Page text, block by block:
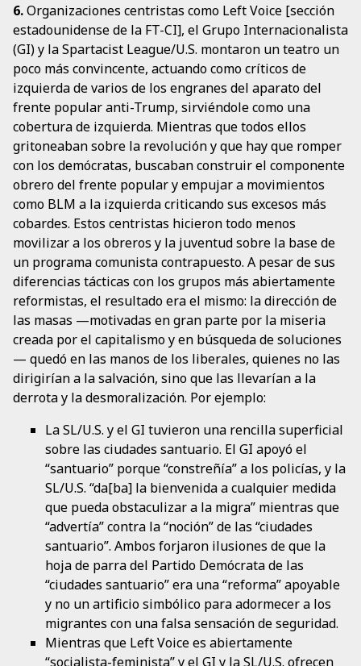
6.Organizaciones centristas como Left Voice [sección
estadounidense de la FT-CI], el Grupo Internacionalista
(GI) y la Spartacist League/U.S. montaron un teatro un
poco más convincente, actuando como críticos de
izquierda de varios de los engranes del aparato del
frente popular anti-Trump, sirviéndole como una
cobertura de izquierda. Mientras que todos ellos
gritoneaban sobre la revolución y que hay que romper
con los demócratas, buscaban construir el componente
obrero del frente popular y empujar a movimientos
como BLM a la izquierda criticando sus excesos más
cobardes. Estos centristas hicieron todo menos
movilizar a los obreros y la juventud sobre la base de
un programa comunista contrapuesto. A pesar de sus
diferencias tácticas con los grupos más abiertamente
reformistas, el resultado era el mismo: la dirección de
las masas —motivadas en gran parte por la miseria
creada por el capitalismo y en búsqueda de soluciones
— quedó en las manos de los liberales, quienes no las
dirigirían a la salvación, sino que las llevarían a la
derrota y la desmoralización. Por ejemplo:
La SL/U.S. y el GI tuvieron una rencilla superficial
sobre las ciudades santuario. El GI apoyó el
“santuario” porque “constreñía” a los policías, y la
SL/U.S. “da[ba] la bienvenida a cualquier medida
que pueda obstaculizar a la migra” mientras que
“advertía” contra la “noción” de las “ciudades
santuario”. Ambos forjaron ilusiones de que la
hoja de parra del Partido Demócrata de las
“ciudades santuario” era una “reforma” apoyable
y no un artificio simbólico para adormecer a los
migrantes con una falsa sensación de seguridad.
Mientras que Left Voice es abiertamente
“socialista-feminista” y el GI y la SL/U.S. ofrecen